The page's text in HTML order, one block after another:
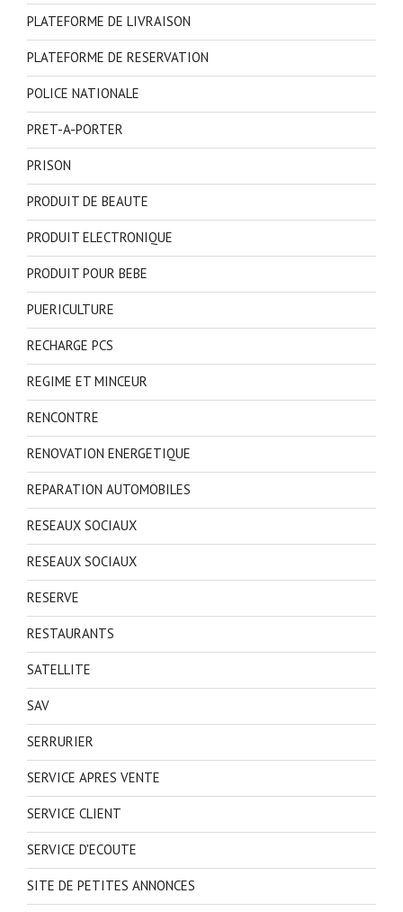
PLATEFORME DE LIVRAISON
PLATEFORME DE RESERVATION
POLICE NATIONALE
PRET-A-PORTER
PRISON
PRODUIT DE BEAUTE
PRODUIT ELECTRONIQUE
PRODUIT POUR BEBE
PUERICULTURE
RECHARGE PCS
REGIME ET MINCEUR
RENCONTRE
RENOVATION ENERGETIQUE
REPARATION AUTOMOBILES
RESEAUX SOCIAUX
RESEAUX SOCIAUX
RESERVE
RESTAURANTS
SATELLITE
SAV
SERRURIER
SERVICE APRES VENTE
SERVICE CLIENT
SERVICE D'ECOUTE
SITE DE PETITES ANNONCES